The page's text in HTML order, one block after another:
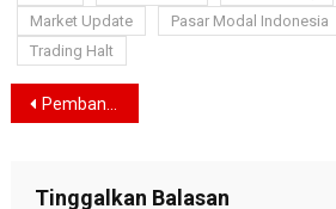
Market Update
Pasar Modal Indonesia
Trading Halt
Navigasi
Pembangunan Gedung DPR di IKN Dinilai Boros, Politisi Senayan : Lebih Baik Dialihkan untuk Rakyat
Tinggalkan Balasan